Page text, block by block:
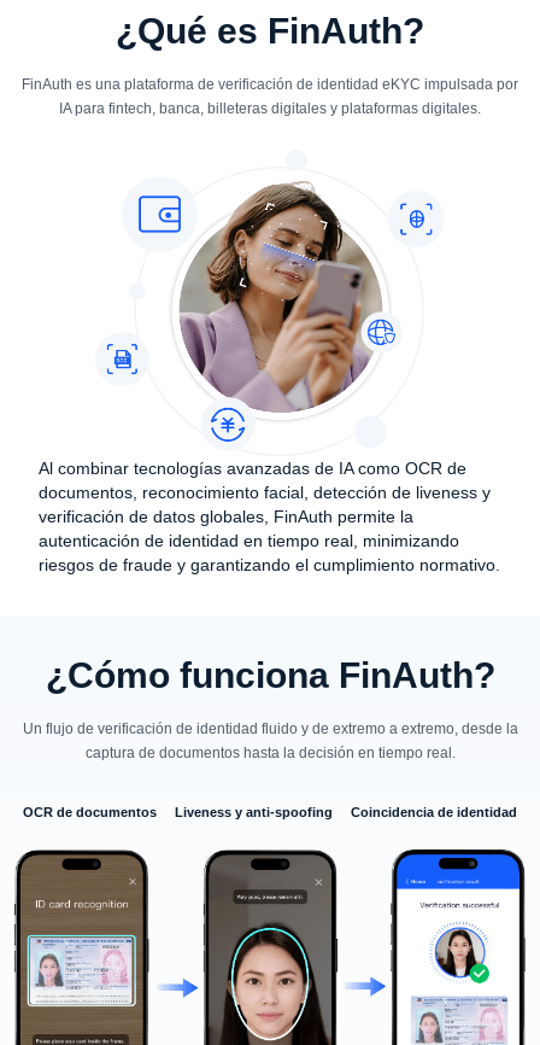
¿Qué es FinAuth?
FinAuth es una plataforma de verificación de identidad eKYC impulsada por
IA para fintech, banca, billeteras digitales y plataformas digitales.
Al combinar tecnologías avanzadas de IA como OCR de
documentos, reconocimiento facial, detección de liveness y
verificación de datos globales, FinAuth permite la
autenticación de identidad en tiempo real, minimizando
riesgos de fraude y garantizando el cumplimiento normativo.
¿Cómo funciona FinAuth?
Un flujo de verificación de identidad fluido y de extremo a extremo, desde la
captura de documentos hasta la decisión en tiempo real.
OCR de documentos Liveness y anti-spoofing Coincidencia de identidad